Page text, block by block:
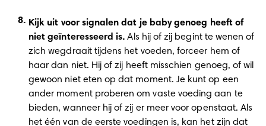
Kijk uit voor signalen dat je baby genoeg heeft of
niet geïnteresseerd is. Als hij of zij begint te wenen of
zich wegdraait tijdens het voeden, forceer hem of
haar dan niet. Hij of zij heeft misschien genoeg, of wil
gewoon niet eten op dat moment. Je kunt op een
ander moment proberen om vaste voeding aan te
bieden, wanneer hij of zij er meer voor openstaat. Als
het één van de eerste voedingen is, kan het zijn dat